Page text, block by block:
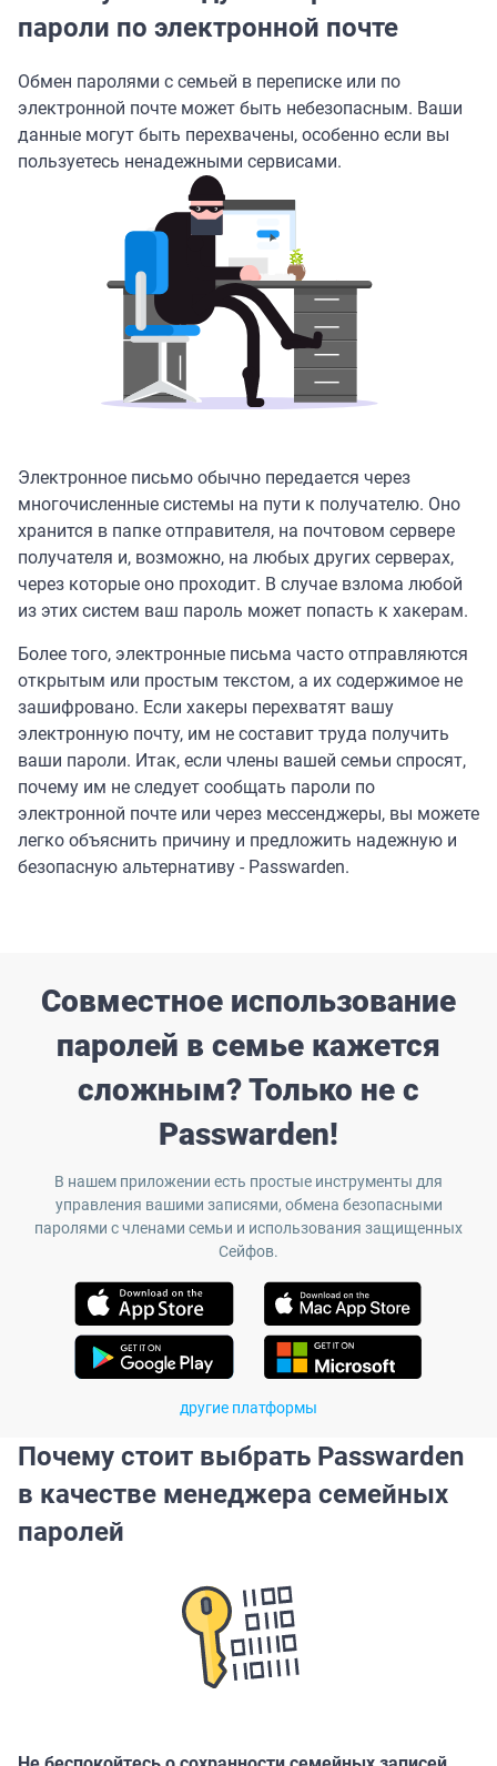
пароли по электронной почте
Обмен паролями с семьей в переписке или по
электронной почте может быть небезопасным. Ваши
данные могут быть перехвачены, особенно если вы
пользуетесь ненадежными сервисами.
Электронное письмо обычно передается через
многочисленные системы на пути к получателю. Оно
хранится в папке отправителя, на почтовом сервере
получателя и, возможно, на любых других серверах,
через которые оно проходит. В случае взлома любой
из этих систем ваш пароль может попасть к хакерам.
Более того, электронные письма часто отправляются
открытым или простым текстом, а их содержимое не
зашифровано. Если хакеры перехватят вашу
электронную почту, им не составит труда получить
ваши пароли. Итак, если члены вашей семьи спросят,
почему им не следует сообщать пароли по
электронной почте или через мессенджеры, вы можете
легко объяснить причину и предложить надежную и
безопасную альтернативу - Passwarden.
Совместное использование
паролей в семье кажется
сложным? Только не с
Passwarden!
В нашем приложении есть простые инструменты для
управления вашими записями, обмена безопасными
паролями с членами семьи и использования защищенных
Сейфов.
другие платформы
Почему стоит выбрать Passwarden
в качестве менеджера семейных
паролей